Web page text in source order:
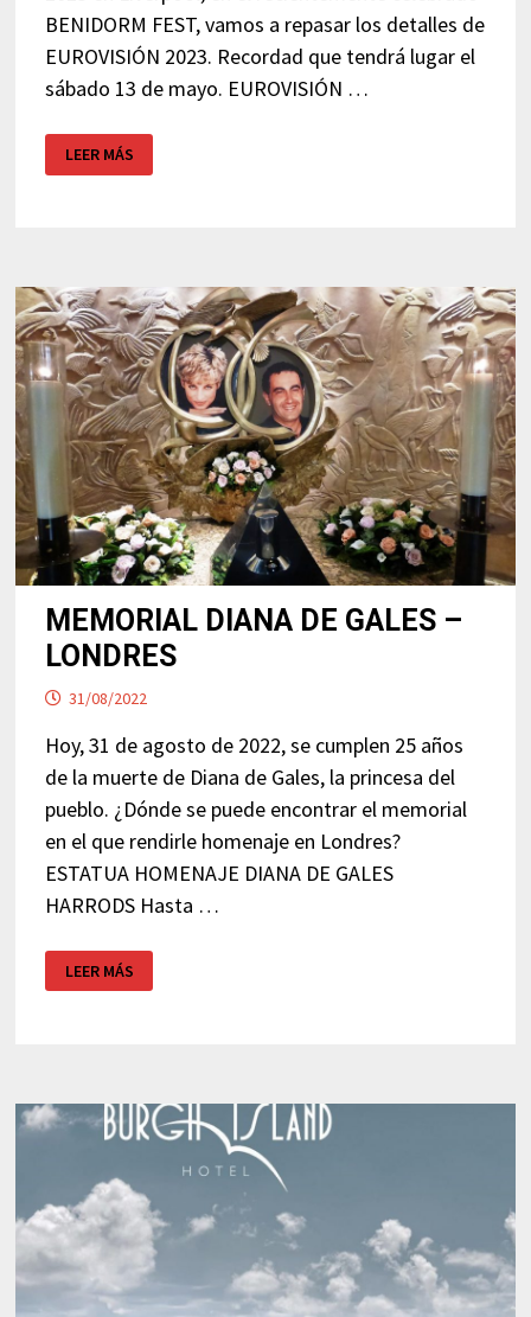
BENIDORM FEST, vamos a repasar los detalles de
EUROVISIÓN 2023. Recordad que tendrá lugar el
sábado 13 de mayo. EUROVISIÓN …
EUROVISIÓN
2023
–
LEER MÁS
MEMORIAL DIANA DE GALES –
LONDRES
31/08/2022
Hoy, 31 de agosto de 2022, se cumplen 25 años
de la muerte de Diana de Gales, la princesa del
pueblo. ¿Dónde se puede encontrar el memorial
en el que rendirle homenaje en Londres?
ESTATUA HOMENAJE DIANA DE GALES
HARRODS Hasta …
MEMORIAL
DIANA
DE
LEER MÁS